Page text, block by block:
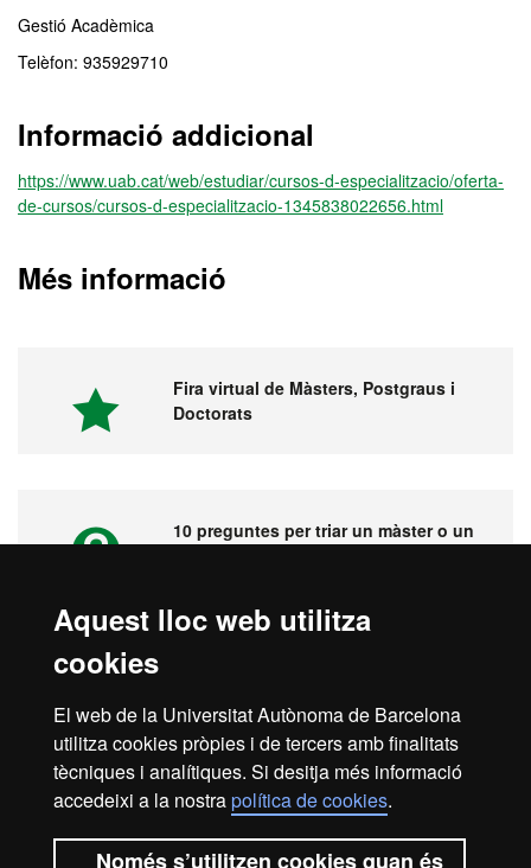
Aquest lloc web utilitza
cookies
El web de la Universitat Autònoma de Barcelona
utilitza cookies pròpies i de tercers amb finalitats
tècniques i analítiques. Si desitja més informació
accedeixi a la nostrapolítica de cookies.
Només s’utilitzen cookies quan és
Gestió Acadèmica
Telèfon: 935929710
Informació addicional
https://www.uab.cat/web/estudiar/cursos-d-especialitzacio/oferta-
de-cursos/cursos-d-especialitzacio-1345838022656.html
Més informació
Fira virtual de Màsters, Postgraus i
Doctorats
10 preguntes per triar un màster o un
Inici Avís legal Protecció de dades